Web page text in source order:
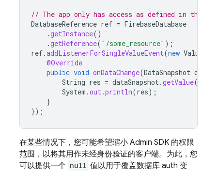
// The app only has access as defined in the
DatabaseReference ref = FirebaseDatabase
.getInstance()
.getReference( "/some_resource" );
ref.addListenerForSingleValueEvent(new
@Override
public void onDataChange(DataSnapshot
String res = dataSnapshot.getValue();
System .out.println(res);
}
});
在某些情况下，您可能希望缩小 Admin SDK 的权限
范围，以将其用作未经身份验证的客户端。为此，您
可以提供一个 null 值以用于覆盖数据库 auth 变